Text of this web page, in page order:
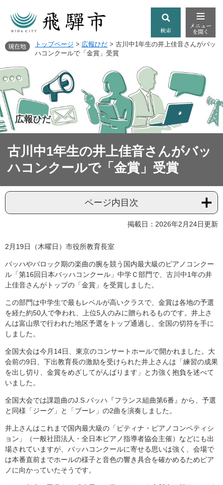
トップページ > 広報ひだ > 古川中1年生の井上佳音さんがバッ
ハコンクールで「金賞」受賞
広報ひだ
古川中1年生の井上佳音さんがバッ
ハコンクールで「金賞」受賞
ページ内目次
掲載日：2026年2月24日更新
2月19日（木曜日）市役所教育長室
バッハやバロック期の楽曲の腕を競う国内最大級のピアノコンクー
ル「第16回日本バッハコンクール」中学Ｃ部門で、古川中1年の井
上佳音さんがトップの「金賞」を受賞しました。
この部門は中学生で最もレベルが高いクラスで、金賞は各地の予選
を経た約50人で争われ、上位5人のみに贈られるものです。井上さ
んは富山県で行われた地区予選をトップ通過し、全国の切符を手に
しました。
全国大会は今月14日、東京のコンサートホールで開かれました。大
会前の9日、下出教育長の激励を受けられた井上さんは「練習の成果
を出し切り、金賞をめざしてがんばります」と力強く抱負を述べて
いました。
全国大会では課題曲のJ.S.バッハ『フランス組曲第6番』から、予選
と同様「ジーグ」と「ブーレ」の2曲を演奏しました。
井上さんはこれまで国内最大級の「ピティナ・ピアノコンペティシ
ョン」（一般社団法人・全日本ピアノ指導者協会主催）などにも出
場されていますが、バッハコンクールに寄せる思いは強く、会場で
は本番直前までホールの様子と音色の響き具合を確かめるためピア
ノに向かっていたそうです。